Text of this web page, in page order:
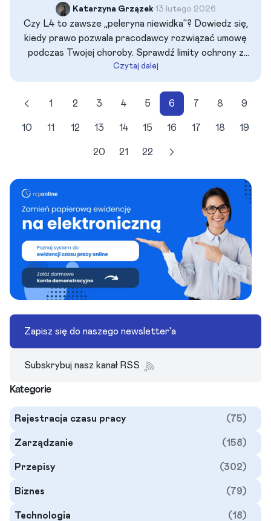
Katarzyna Grzązek•13 lutego 2026
Czy L4 to zawsze „peleryna niewidka”? Dowiedz się,
kiedy prawo pozwala pracodawcy rozwiązać umowę
podczas Twojej choroby. Sprawdź limity ochrony z
Art. 53 KP, skutki dyscyplinarki oraz zasady abolicji.
Czytaj dalej
1 2 3 4 5 6 7 8 9
10 11 12 13 14 15 16 17 18 19
20 21 22
Zapisz się do naszego newsletter'a
Subskrybuj nasz kanał RSS
Kategorie
Rejestracja czasu pracy (75)
Zarządzanie (158)
Przepisy (302)
Biznes (79)
Technologia (18)